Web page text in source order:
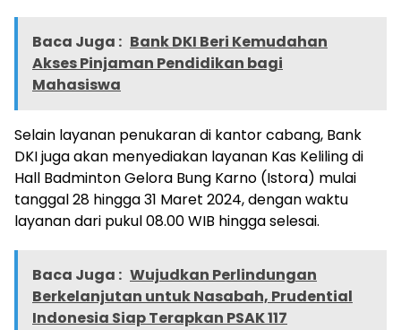
Baca Juga : Bank DKI Beri Kemudahan
Akses Pinjaman Pendidikan bagi
Mahasiswa
Selain layanan penukaran di kantor cabang, Bank
DKI juga akan menyediakan layanan Kas Keliling di
Hall Badminton Gelora Bung Karno (Istora) mulai
tanggal 28 hingga 31 Maret 2024, dengan waktu
layanan dari pukul 08.00 WIB hingga selesai.
Baca Juga : Wujudkan Perlindungan
Berkelanjutan untuk Nasabah, Prudential
Indonesia Siap Terapkan PSAK 117